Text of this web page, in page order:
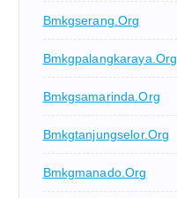
Bmkgserang.org
Bmkgpalangkaraya.org
Bmkgsamarinda.org
Bmkgtanjungselor.org
Bmkgmanado.org